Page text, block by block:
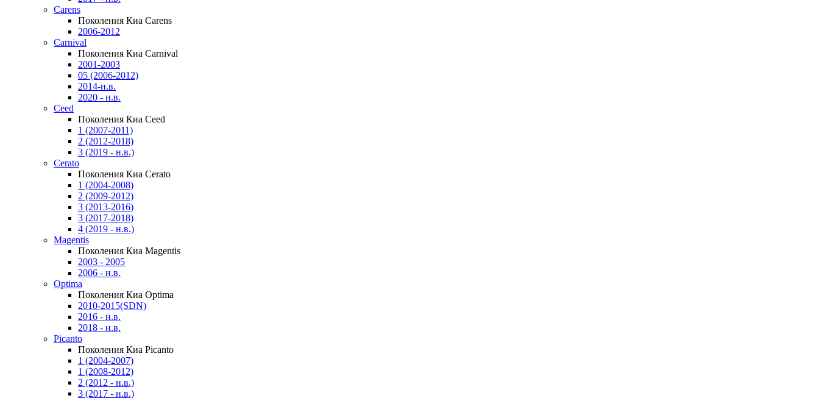
Carens
Поколения Киа Carens
2006-2012
Carnival
Поколения Киа Carnival
2001-2003
05 (2006-2012)
2014-н.в.
2020 - н.в.
Ceed
Поколения Киа Ceed
1 (2007-2011)
2 (2012-2018)
3 (2019 - н.в.)
Cerato
Поколения Киа Cerato
1 (2004-2008)
2 (2009-2012)
3 (2013-2016)
3 (2017-2018)
4 (2019 - н.в.)
Magentis
Поколения Киа Magentis
2003 - 2005
2006 - н.в.
Optima
Поколения Киа Optima
2010-2015(SDN)
2016 - н.в.
2018 - н.в.
Picanto
Поколения Киа Picanto
1 (2004-2007)
1 (2008-2012)
2 (2012 - н.в.)
3 (2017 - н.в.)